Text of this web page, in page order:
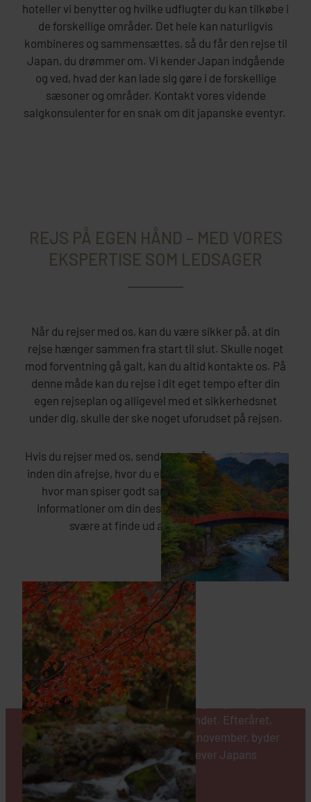
hoteller vi benytter og hvilke udflugter du kan tilkøbe i
de forskellige områder. Det hele kan naturligvis
kombineres og sammensættes, så du får den rejse til
Japan, du drømmer om. Vi kender Japan indgående
og ved, hvad der kan lade sig gøre i de forskellige
sæsoner og områder. Kontakt vores vidende
salgkonsulenter for en snak om dit japanske eventyr.
REJS PÅ EGEN HÅND – MED VORES
EKSPERTISE SOM LEDSAGER
Når du rejser med os, kan du være sikker på, at din
rejse hænger sammen fra start til slut. Skulle noget
mod forventning gå galt, kan du altid kontakte os. På
denne måde kan du rejse i dit eget tempo efter din
egen rejseplan og alligevel med et sikkerhedsnet
under dig, skulle der ske noget uforudset på rejsen.
Hvis du rejser med os, sender vi også materiale til dig
inden din afrejse, hvor du eksempelvis kan læse om,
hvor man spiser godt samt finde andre nyttige
informationer om din destination, som kan være
svære at finde ud af på egen hånd.
JAPAN OM EFTERÅRET: JAGTEN PÅ
DE RØDE BLADE
Japan om efteråret er en tid fyldt med farver,
kulturelle begivenheder og behageligt vejr, der gør
det til en ideel periode at besøge landet. Efteråret,
som strækker sig fra september til november, byder
på en række oplevelser, der fremhæver Japans
skønhed og rige kultur.